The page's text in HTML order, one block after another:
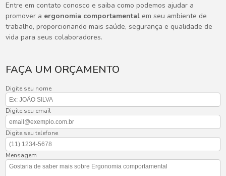
Entre em contato conosco e saiba como podemos ajudar a
promover a ergonomia comportamental em seu ambiente de
trabalho, proporcionando mais saúde, segurança e qualidade de
vida para seus colaboradores.
FAÇA UM ORÇAMENTO
Digite seu nome
Digite seu email
Digite seu telefone
Mensagem